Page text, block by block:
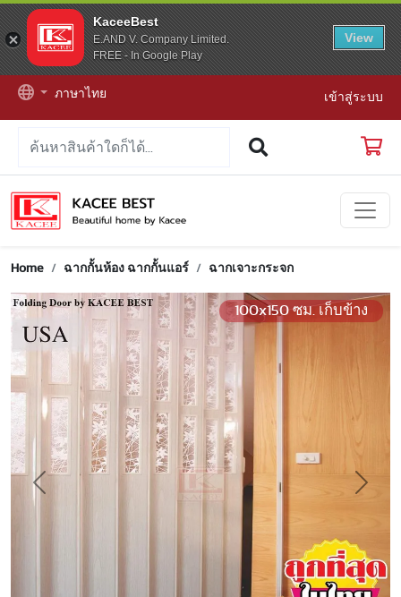
KaceeBest
E.AND V. Company Limited.
FREE - In Google Play
View
ภาษาไทย เข้าสู่ระบบ
Home ฉากกั้นห้อง ฉากกั้นแอร์ ฉากเจาะกระจก
100x150 ซม. เก็บข้าง
Previous Next